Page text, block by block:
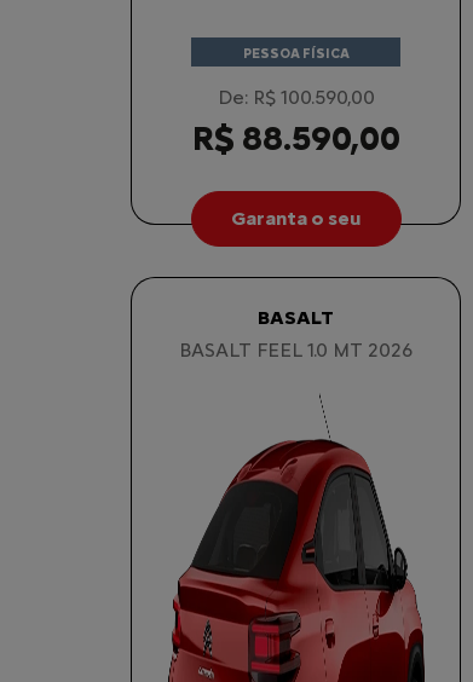
PESSOA FÍSICA
De: R$ 100.590,00
R$ 88.590,00
Garanta o seu
BASALT
BASALT FEEL 1.0 MT 2026